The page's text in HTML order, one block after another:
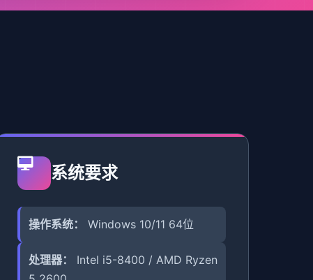
系统要求
操作系统： Windows 10/11 64位
处理器：
Intel i5-8400 / AMD Ryzen